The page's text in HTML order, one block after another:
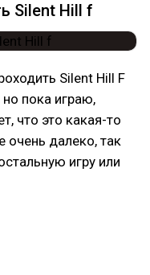
Silent Hill f
Silent Hill F
пока играю,
что это какая-то
очень далеко, так
игру или